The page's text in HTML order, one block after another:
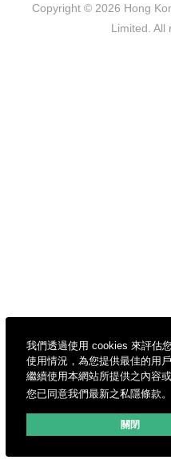
我們透過使用 cookies 來評估
使用情況，為您提供最佳的用
繼續使用本網站所提供之內容
您已同意我們最新之私隱條款。
關閉
Copyright © 2026 Hong
Limited. All